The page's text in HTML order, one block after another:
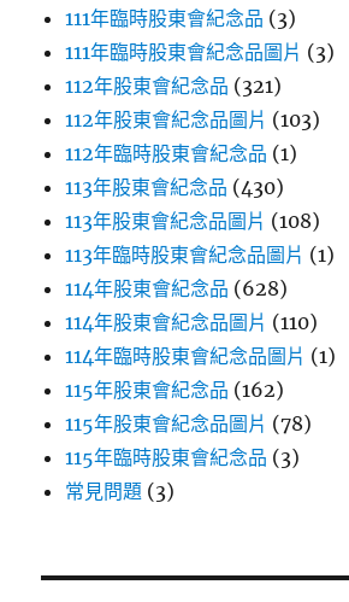
111年臨時股東會紀念品 (3)
111年臨時股東會紀念品圖片 (3)
112年股東會紀念品 (321)
112年股東會紀念品圖片 (103)
112年臨時股東會紀念品 (1)
113年股東會紀念品 (430)
113年股東會紀念品圖片 (108)
113年臨時股東會紀念品圖片 (1)
114年股東會紀念品 (628)
114年股東會紀念品圖片 (110)
114年臨時股東會紀念品圖片 (1)
115年股東會紀念品 (162)
115年股東會紀念品圖片 (78)
115年臨時股東會紀念品 (3)
常見問題 (3)